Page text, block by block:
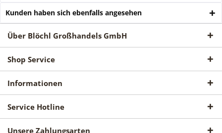
Kunden haben sich ebenfalls angesehen
Über Blöchl Großhandels GmbH
Shop Service
Informationen
Service Hotline
Unsere Zahlungsarten